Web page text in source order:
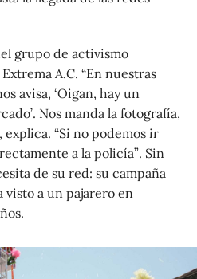
grupo de activismo
A.C. “En nuestras
avisa, ‘Oigan, hay un
Nos manda la fotografía,
explica. “Si no podemos ir
a la policía”. Sin
de su red: su campaña
visto a un pajarero en